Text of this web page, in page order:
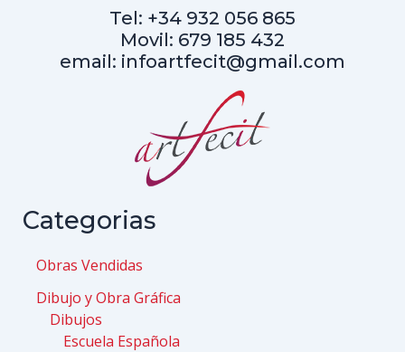
Tel: +34 932 056 865
Movil: 679 185 432
email: infoartfecit@gmail.com
Categorias
Obras Vendidas
Dibujo y Obra Gráfica
Dibujos
Escuela Española